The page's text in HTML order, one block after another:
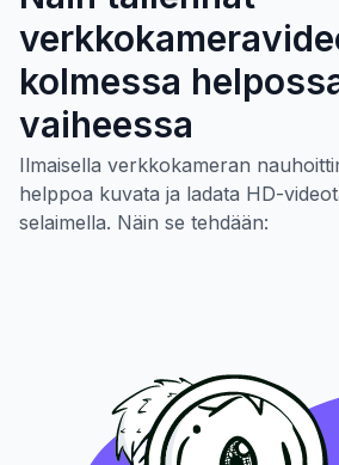
kolmessa
vaiheessa
Ilmaisella verkkokameran
helppoa kuvata ja ladata HD-
selaimella. Näin se tehdään: